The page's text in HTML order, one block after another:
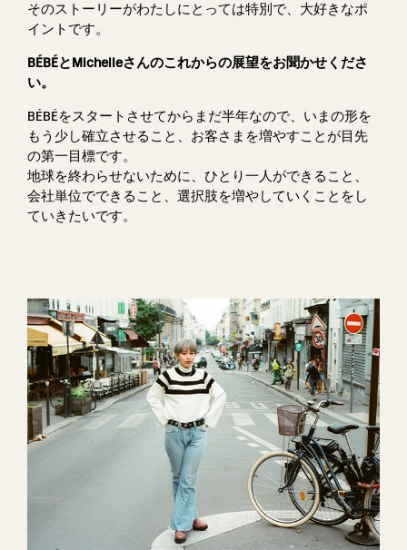
そのストーリーがわたしにとっては特別で、大好きなポ
イントです。
BÉBÉとMichelleさんのこれからの展望をお聞かせくださ
い。
BÉBÉをスタートさせてからまだ半年なので、いまの形を
もう少し確立させること、お客さまを増やすことが目先
の第一目標です。
地球を終わらせないために、ひとり一人ができること、
会社単位でできること、選択肢を増やしていくことをし
ていきたいです。